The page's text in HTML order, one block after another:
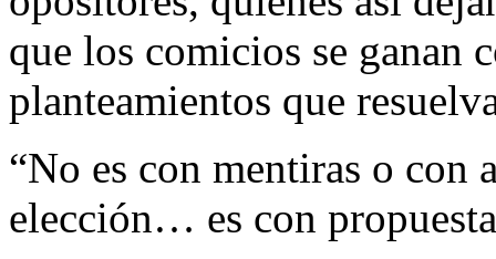
que los comicios se ganan
planteamientos que
“No es con mentiras o con
elección… es con